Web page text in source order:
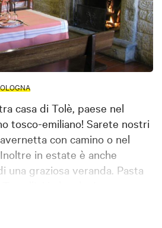
casa di Tolè, paese nel
tosco-emiliano! Sarete nostri
con camino o nel
in estate è anche
una graziosa veranda. Pasta
al ragù, Tortelloni